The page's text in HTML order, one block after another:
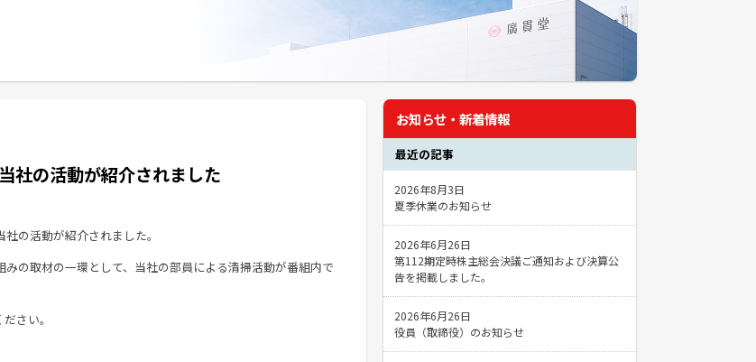
社の活動が紹介されました
の活動が紹介されました。
の取材の一環として、当社の部員による清掃活動が番組内で
さい。
お知らせ・新着情報
最近の記事
2026年8月3日
夏季休業のお知らせ
2026年6月26日
第112期定時株主総会決議ご通知および決算公
告を掲載しました。
2026年6月26日
役員（取締役）のお知らせ